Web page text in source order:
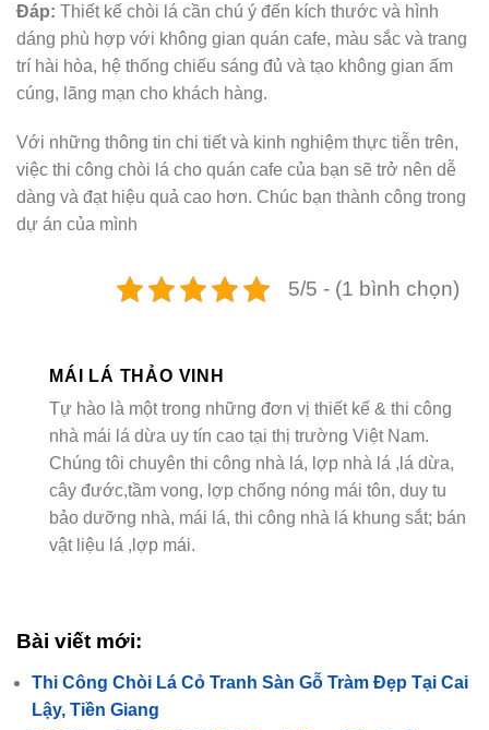
Đáp: Thiết kế chòi lá cần chú ý đến kích thước và hình
dáng phù hợp với không gian quán cafe, màu sắc và trang
trí hài hòa, hệ thống chiếu sáng đủ và tạo không gian ấm
cúng, lãng mạn cho khách hàng.
Với những thông tin chi tiết và kinh nghiệm thực tiễn trên,
việc thi công chòi lá cho quán cafe của bạn sẽ trở nên dễ
dàng và đạt hiệu quả cao hơn. Chúc bạn thành công trong
dự án của mình
5/5 - (1 bình chọn)
MÁI LÁ THẢO VINH
Tự hào là một trong những đơn vị thiết kế & thi công
nhà mái lá dừa uy tín cao tại thị trường Việt Nam.
Chúng tôi chuyên thi công nhà lá, lợp nhà lá ,lá dừa,
cây đước,tầm vong, lợp chống nóng mái tôn, duy tu
bảo dưỡng nhà, mái lá, thi công nhà lá khung sắt; bán
vật liệu lá ,lợp mái.
Bài viết mới:
Thi Công Chòi Lá Cỏ Tranh Sàn Gỗ Tràm Đẹp Tại Cai
Lậy, Tiền Giang